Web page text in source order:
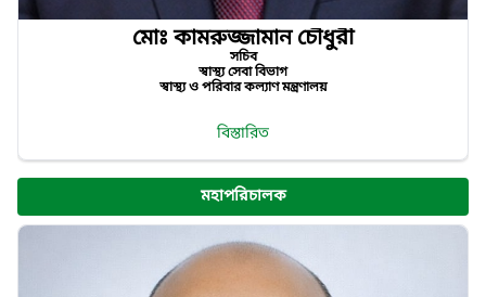
মোঃ কামরুজ্জামান চৌধুরী
সচিব
স্বাস্থ্য সেবা বিভাগ
স্বাস্থ্য ও পরিবার কল্যাণ মন্ত্রণালয়
বিস্তারিত
মহাপরিচালক